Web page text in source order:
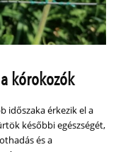
kórokozók
időszaka érkezik el a
későbbi egészségét,
és a